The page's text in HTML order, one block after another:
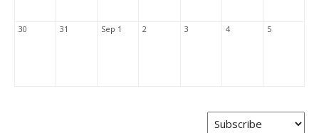
30 31 Sep 1 2 3 4 5